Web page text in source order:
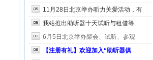
11月28日北京举办听力关爱活动，有
我站推出助听器十天试听与租借等
6月5日北京举办聚会、试听、参观
【注册有礼】欢迎加入“助听器俱